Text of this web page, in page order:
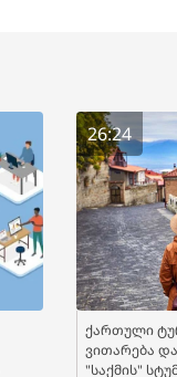
26:24
ქართული
ვითარება
"საქმის"